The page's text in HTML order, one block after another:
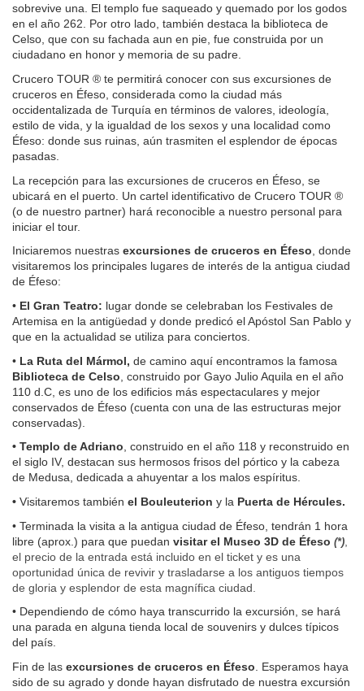
sobrevive una. El templo fue saqueado y quemado por los godos
en el año 262. Por otro lado, también destaca la biblioteca de
Celso, que con su fachada aun en pie, fue construida por un
ciudadano en honor y memoria de su padre.
Crucero TOUR ® te permitirá conocer con sus excursiones de
cruceros en Éfeso, considerada como la ciudad más
occidentalizada de Turquía en términos de valores, ideología,
estilo de vida, y la igualdad de los sexos y una localidad como
Éfeso: donde sus ruinas, aún trasmiten el esplendor de épocas
pasadas.
La recepción para las excursiones de cruceros en Éfeso, se
ubicará en el puerto. Un cartel identificativo de Crucero TOUR ®
(o de nuestro partner) hará reconocible a nuestro personal para
iniciar el tour.
Iniciaremos nuestras excursiones de cruceros en Éfeso, donde
visitaremos los principales lugares de interés de la antigua ciudad
de Éfeso:
• El Gran Teatro: lugar donde se celebraban los Festivales de
Artemisa en la antigüedad y donde predicó el Apóstol San Pablo y
que en la actualidad se utiliza para conciertos.
• La Ruta del Mármol,
Biblioteca de Celso , construido por Gayo Julio Aquila en el año
110 d.C, es uno de los edificios más espectaculares y mejor
conservados de Éfeso (cuenta con una de las estructuras mejor
conservadas).
• Templo de Adriano, construido en el año 118 y reconstruido en
el siglo IV, destacan sus hermosos frisos del pórtico y la cabeza
de Medusa, dedicada a ahuyentar a los malos espíritus.
• Visitaremos también el Bouleuterion y la Puerta de Hércules.
• Terminada la visita a la antigua ciudad de Éfeso, tendrán 1 hora
libre (aprox.) para que puedan visitar el Museo 3D de Éfeso (*)
el precio de la entrada está incluido en el ticket y es una
oportunidad única de revivir y trasladarse a los antiguos tiempos
de gloria y esplendor de esta magnífica ciudad.
• Dependiendo de cómo haya transcurrido la excursión, se hará
una parada en alguna tienda local de souvenirs y dulces típicos
del país.
Fin de las excursiones de cruceros en Éfeso . Esperamos haya
sido de su agrado y donde hayan disfrutado de nuestra excursión